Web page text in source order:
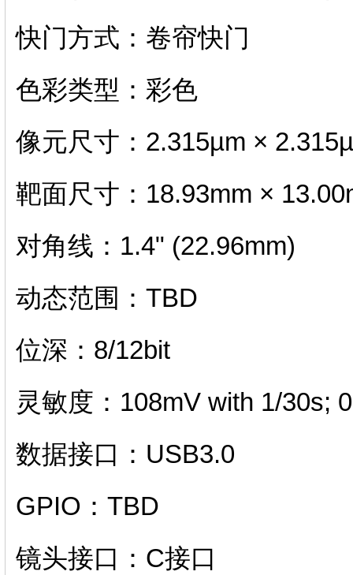
快门方式：卷帘快门
色彩类型：彩色
像元尺寸：2.315µm ×
靶面尺寸：18.93mm ×
对角线：1.4" (22.96mm)
动态范围：TBD
位深：8/12bit
灵敏度：108mV with 1/30s;
数据接口：USB3.0
GPIO：TBD
镜头接口：C接口